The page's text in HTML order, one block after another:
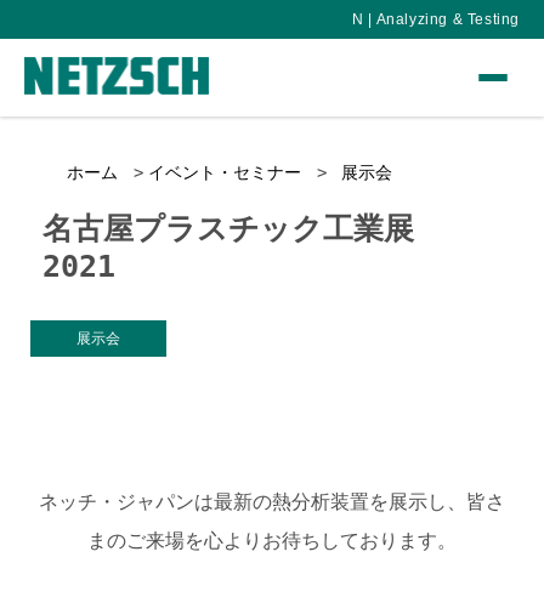
N | Analyzing & Testing
ホーム イベント・セミナー 展示会
名古屋プラスチック工業展
2021
展示会
ネッチ・ジャパンは最新の熱分析装置を展示し、皆さ
まのご来場を心よりお待ちしております。